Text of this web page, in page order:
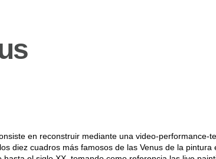
en reconstruir mediante una video-performance-
diez cuadros más famosos de las Venus de la pintura